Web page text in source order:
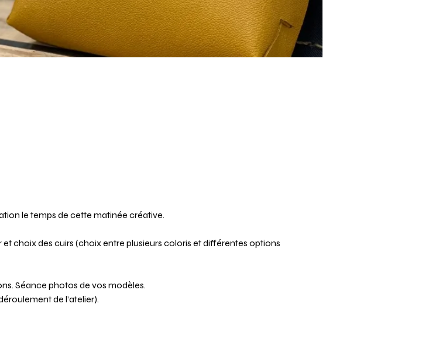
le temps de cette matinée créative.
choix des cuirs (choix entre plusieurs coloris et différentes options
Séance photos de vos modèles.
de l’atelier).